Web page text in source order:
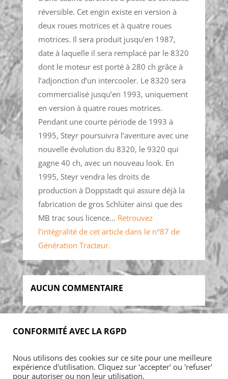
réversible. Cet engin existe en version à
deux roues motrices et à quatre roues
motrices. Il sera produit jusqu’en 1987,
date à laquelle il sera remplacé par le 8320
dont le moteur est porté à 280 ch grâce à
l’adjonction d’un intercooler. Le 8320 sera
commercialisé jusqu’en 1993, uniquement
en version à quatre roues motrices.
Pendant une courte période de 1993 à
1995, Steyr poursuivra l’aventure avec une
nouvelle évolution du 8320, le 9320 qui
gagne 40 ch, avec un nouveau look. En
1995, Steyr vendra les droits de
production à Doppstadt qui assure déjà la
fabrication de gros Schlüter ainsi que des
MB trac sous licence… Retrouvez
l’intégralité de cet article dans le n°87 de
Génération Tracteur.
AUCUN COMMENTAIRE
Foires & manifestations
Petites annonces
Contact
Mon Compte
CONFORMITÉ AVEC LA RGPD
Nous utilisons des cookies sur ce site pour une meilleure
expérience d'utilisation. Cliquez sur 'accepter' ou 'refuser'
pour autoriser ou non leur utilisation.